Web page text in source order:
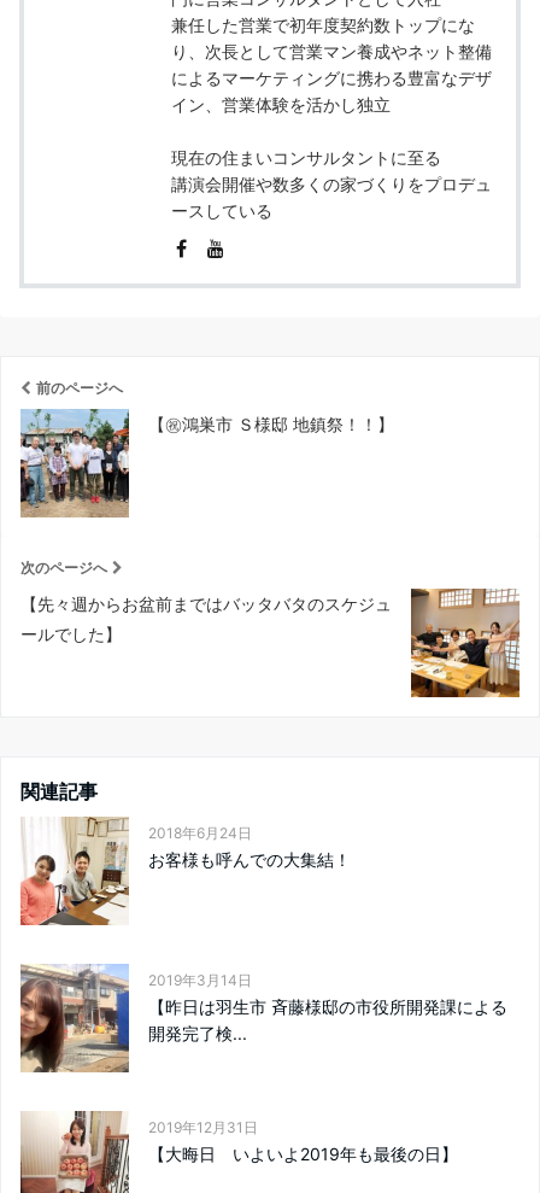
兼任した営業で初年度契約数トップにな
り、次長として営業マン養成やネット整備
によるマーケティングに携わる豊富なデザ
イン、営業体験を活かし独立
現在の住まいコンサルタントに至る
講演会開催や数多くの家づくりをプロデュ
ースしている
前のページへ
【㊗️鴻巣市 Ｓ様邸 地鎮祭！！】
次のページへ
【先々週からお盆前まではバッタバタのスケジュ
ールでした】
関連記事
2018年6月24日
お客様も呼んでの大集結！
2019年3月14日
【昨日は羽生市 斉藤様邸の市役所開発課による
開発完了検...
2019年12月31日
【大晦日 いよいよ2019年も最後の日】